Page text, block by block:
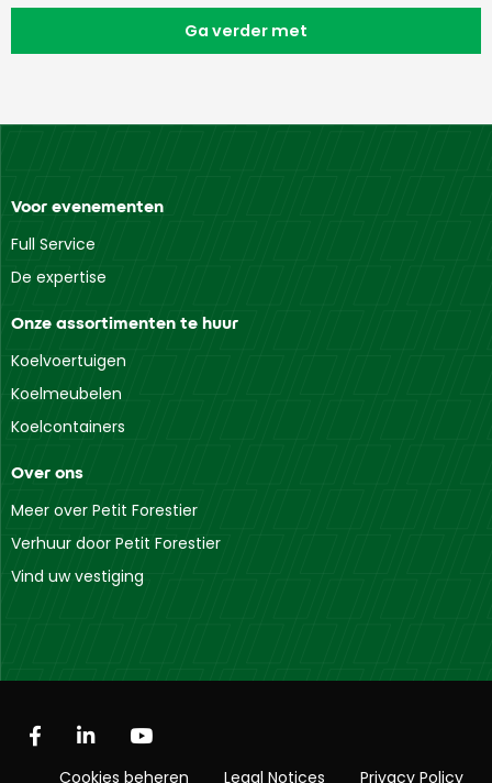
Voor evenementen
Full Service
De expertise
Onze assortimenten te huur
Koelvoertuigen
Koelmeubelen
Koelcontainers
Over ons
Meer over Petit Forestier
Verhuur door Petit Forestier
Vind uw vestiging
Cookies beheren Legal Notices Privacy Policy